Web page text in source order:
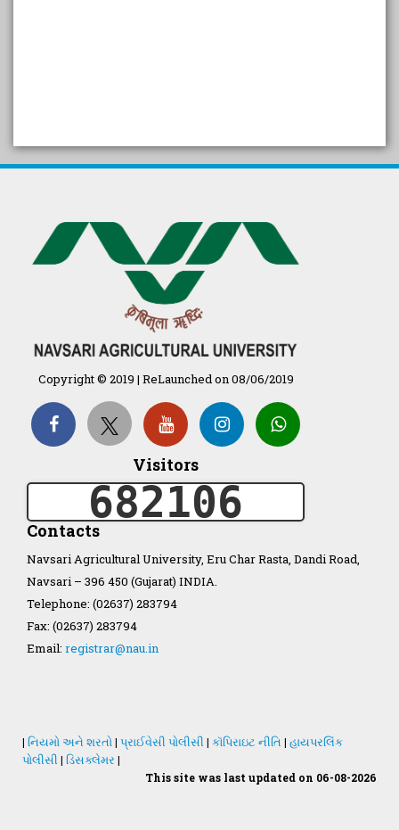
Arogya setu App information
પ્રાકૃતિક કૃષિ (ખેતી)
દેશી ગાય આધારિત પ્રાકૃતિક ખેતી
गुणवत्ता युक्त कृषि-शिक्षा एक पहल" - भारतीय
कृषि अनुसंधान परिषद की 25वीं अखिल
भारतीय कृषि प्रवेश परीक्षा 2020
Organization Structure
ખેડુત માર્ગદર્શિકા
Accreditation Certificate
NAU Statute(Revised)
Copyright © 2019 | ReLaunched on 08/06/2019
Visitors
682106
Contacts
Navsari Agricultural University, Eru Char Rasta, Dandi Road,
Navsari – 396 450 (Gujarat) INDIA.
Telephone: (02637) 283794
Fax: (02637) 283794
Email: registrar@nau.in
| નિયમો અને શરતો| પ્રાઈવેસી પોલીસી | કૉપિરાઇટ નીતિ | હાયપરલિંક
પોલીસી | ડિસક્લેમર |
This site was last updated on 06-08-2026